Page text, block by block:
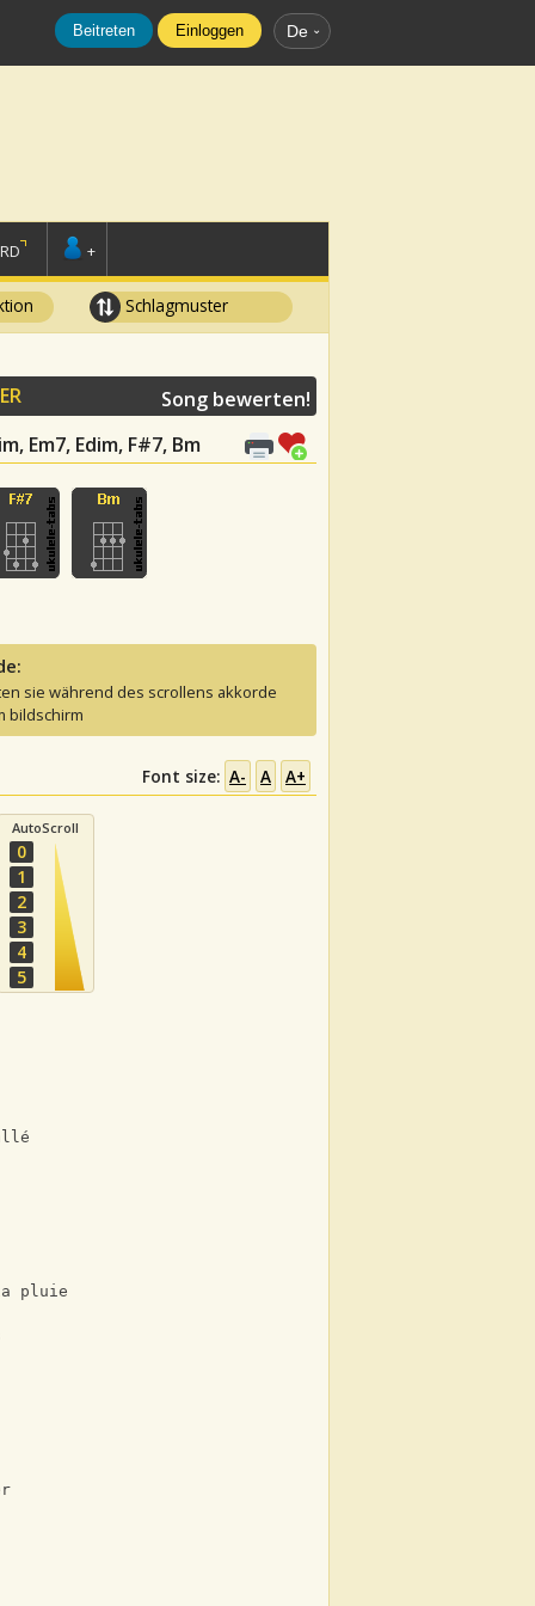
Beitreten Einloggen De
+
Schlagmuster
Em7, Edim, F#7, Bm
Song bewerten!
sie während des scrollens akkorde
bildschirm
Font size: A- A A+
AutoScroll
0
1
2
3
4
5
pluie